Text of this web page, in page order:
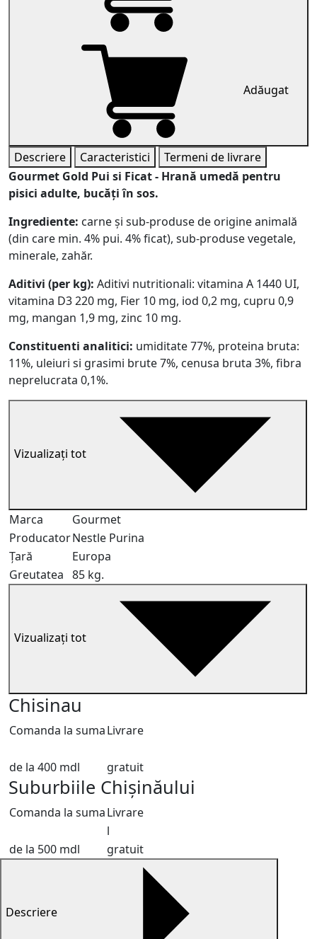
Adăugat
Descriere Caracteristici
Termeni de livrare
Gourmet Gold Pui si Ficat - Hrană umedă pentru
pisici adulte, bucăți în sos.
Ingrediente: carne și sub-produse de origine animală
(din care min. 4% pui. 4% ficat), sub-produse vegetale,
minerale, zahăr.
Aditivi (per kg): Aditivi nutritionali: vitamina A 1440 UI,
vitamina D3 220 mg, Fier 10 mg, iod 0,2 mg, cupru 0,9
mg, mangan 1,9 mg, zinc 10 mg.
Constituenti analitici: umiditate 77%, proteina bruta:
11%, uleiuri si grasimi brute 7%, cenusa bruta 3%, fibra
neprelucrata 0,1%.
Vizualizați tot
Marca
Gourmet
ProducatorNestle Purina
Țară
Europa
Greutatea 85 kg.
Vizualizați tot
Chisinau
Comanda la sumaLivrare
de la 400 mdl gratuit
Suburbiile Chișinăului
Comanda la sumaLivrare
l
de la 500 mdl
gratuit
Descriere